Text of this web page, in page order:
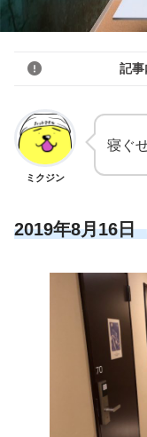
記事
ミクジン
寝ぐ
2019年8月16日